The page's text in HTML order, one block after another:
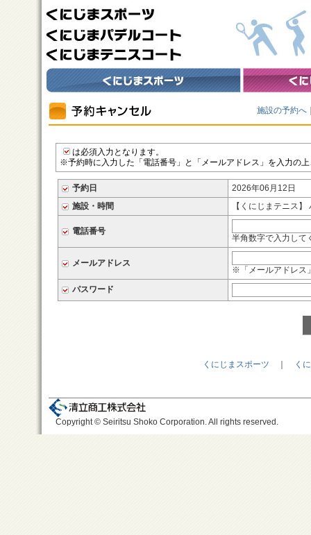
施設の予約へ
は必須入力となります。
※予約時に入力した「電話番号」と「メールアドレス」を入力の
予約日
2026年06月12日
施設・時間
【くにじまテニス
電話番号
半角数字で入力して
メールアドレス
※「メールアドレス
パスワード
くにじまスポーツ く
Copyright © Seiritsu Shoko Corporation. All rights reserved.